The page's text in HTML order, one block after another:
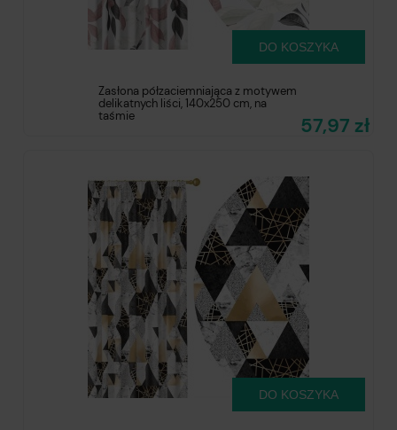
Zasłona półzaciemniająca z motywem
delikatnych liści, 140x250 cm, na
taśmie
57,97 zł
DO KOSZYKA
DO KOSZYKA